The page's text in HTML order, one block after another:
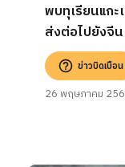
พบทุเรียนแกะ
ส่งต่อไปยังจีน
ข่าวบิดเบือน
26 พฤษภาคม